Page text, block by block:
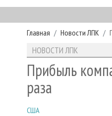
Главная Новости ЛПК
НОВОСТИ ЛПК
Прибыль
раза
США